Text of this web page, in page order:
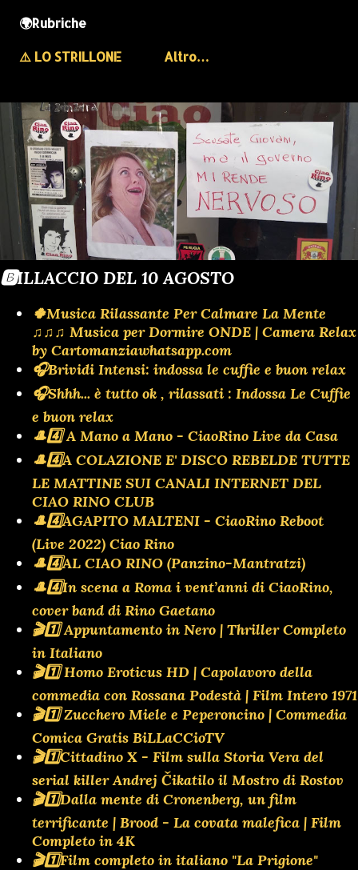
🌍Rubriche
⚠️ LO STRILLONE
Altro…
🅱️ILLACCIO DEL 10 AGOSTO
🍀Musica Rilassante Per Calmare La Mente
♫♫♫ Musica per Dormire ONDE | Camera Relax
by Cartomanziawhatsapp.com
🎧Brividi Intensi: indossa le cuffie e buon relax
🎧Shhh... è tutto ok , rilassati : Indossa Le Cuffie
e buon relax
🎩4️⃣ A Mano a Mano - CiaoRino Live da Casa
🎩4️⃣A COLAZIONE E' DISCO REBELDE TUTTE
LE MATTINE SUI CANALI INTERNET DEL
CIAO RINO CLUB
🎩4️⃣AGAPITO MALTENI - CiaoRino Reboot
(Live 2022) Ciao Rino
🎩4️⃣AL CIAO RINO (Panzino-Mantratzi)
🎩4️⃣In scena a Roma i vent’anni di CiaoRino,
cover band di Rino Gaetano
🎬1️⃣ Appuntamento in Nero | Thriller Completo
in Italiano
🎬1️⃣ Homo Eroticus HD | Capolavoro della
commedia con Rossana Podestà | Film Intero 1971
🎬1️⃣ Zucchero Miele e Peperoncino | Commedia
Comica Gratis BiLLaCCioTV
🎬1️⃣Cittadino X - Film sulla Storia Vera del
serial killer Andrej Čikatilo il Mostro di Rostov
🎬1️⃣Dalla mente di Cronenberg, un film
terrificante | Brood - La covata malefica | Film
Completo in 4K
🎬1️⃣Film completo in italiano "La Prigione"